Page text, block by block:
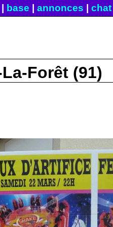
base annonces chat|
Forêt (91)